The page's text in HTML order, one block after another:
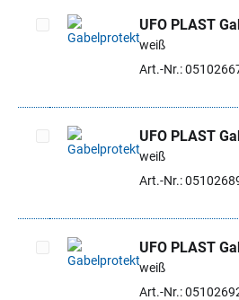
Artikel auswählen
UFO PLAST
weiß
Art.-Nr.:
Artikel auswählen
UFO PLAST
weiß
Art.-Nr.:
Artikel auswählen
UFO PLAST
weiß
Art.-Nr.: